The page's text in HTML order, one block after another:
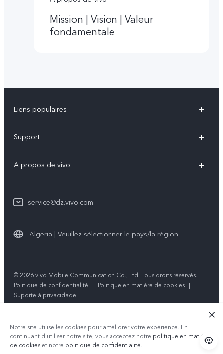
Mission | Vision | Valeur
fondamentale
Liens populaires
V60 Lite
Y21d
Tous les modèles
Support
Funtouch OS
Authentification IMEI
Instructions de garantie
A propos de vivo
Mentions légales
service@dz.vivo.com
Algeria | Veuillez sélectionner le pays/la région
© 2026 vivo Mobile Communication Co., Ltd. Tous droits réservés.
Politique de confidentialité
| Politique en matière de cookies |
Suporte à privacidade
Notre site utilise les cookies pour améliorer votre expérience. En
continuant d'utiliser notre site, vous acceptez notre politique en matière
de cookieset notre politique de confidentialité.